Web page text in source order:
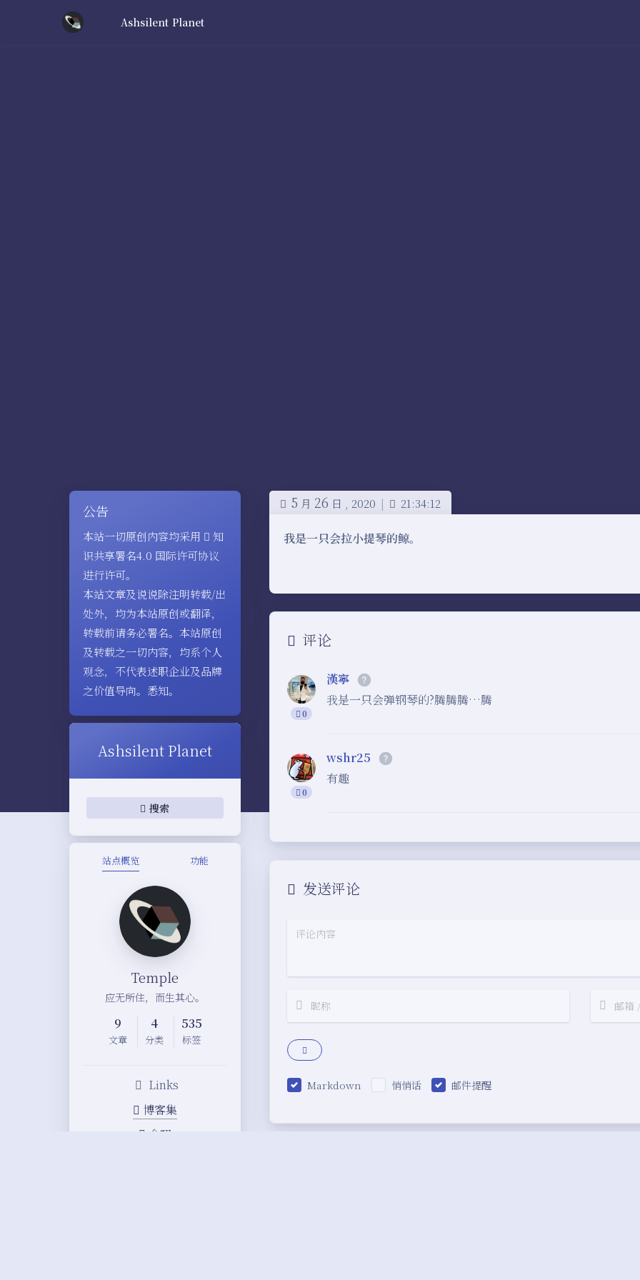
Ashsilent Planet
公告
本站一切原创内容均采用
知
识共享署名4.0 国际许可协议
进行许可。
本站文章及说说除注明转载/出
处外，均为本站原创或翻译，
转载前请务必署名。本站原创
及转载之一切内容，均系个人
观念，不代表述职企业及品牌
之价值导向。悉知。
Ashsilent Planet
搜索
站点概览 功能
Temple
应无所住，而生其心。
9
文章
4
分类
535
标签
Links
博客集
念叨
5 月 26 日 , 2020 | 21:34:12
我是一只会拉小提琴的鲸。
评论
0
漢寧
我是一只会弹钢琴的?腾腾腾…腾
0
wshr25
有趣
发送评论
Markdown 悄悄话 邮件提醒
|´・ω・)ノ